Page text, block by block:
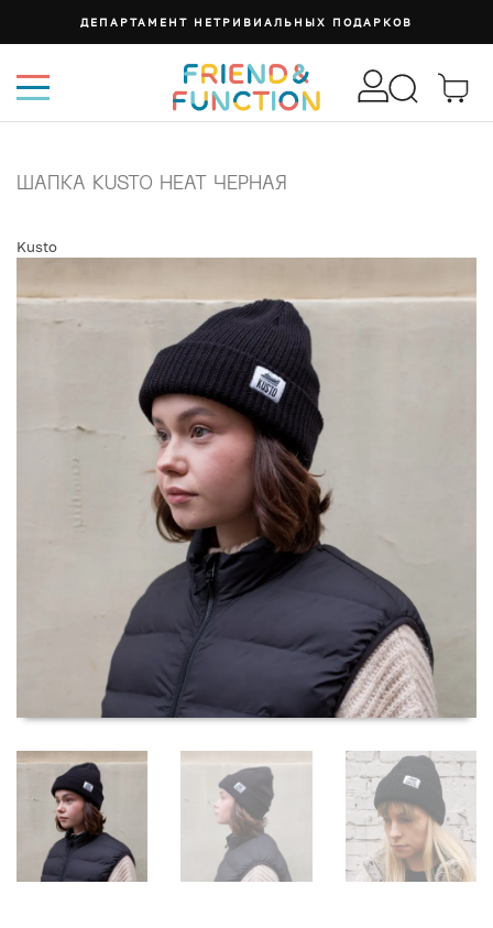
ДЕПАРТАМЕНТ НЕТРИВИАЛЬНЫХ ПОДАРКОВ
ШАПКА KUSTO HEAT ЧЕРНАЯ
Kusto